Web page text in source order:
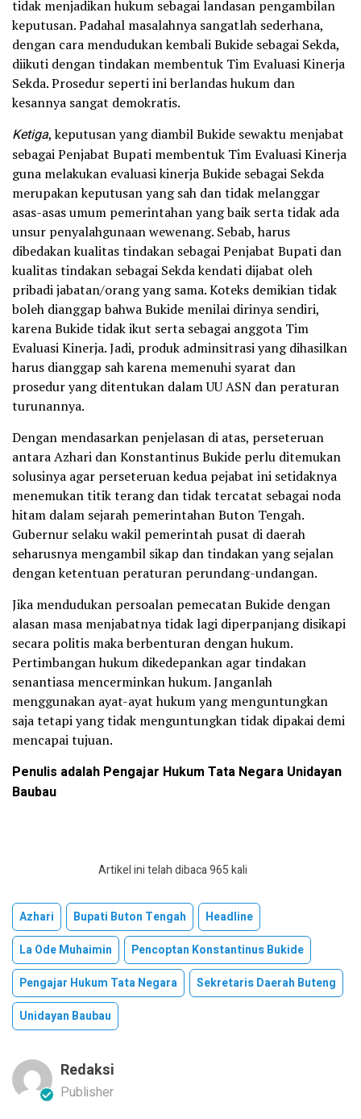
tidak menjadikan hukum sebagai landasan pengambilan
keputusan. Padahal masalahnya sangatlah sederhana,
dengan cara mendudukan kembali Bukide sebagai Sekda,
diikuti dengan tindakan membentuk Tim Evaluasi Kinerja
Sekda. Prosedur seperti ini berlandas hukum dan
kesannya sangat demokratis.
Ketiga, keputusan yang diambil Bukide sewaktu menjabat
sebagai Penjabat Bupati membentuk Tim Evaluasi Kinerja
guna melakukan evaluasi kinerja Bukide sebagai Sekda
merupakan keputusan yang sah dan tidak melanggar
asas-asas umum pemerintahan yang baik serta tidak ada
unsur penyalahgunaan wewenang. Sebab, harus
dibedakan kualitas tindakan sebagai Penjabat Bupati dan
kualitas tindakan sebagai Sekda kendati dijabat oleh
pribadi jabatan/orang yang sama. Koteks demikian tidak
boleh dianggap bahwa Bukide menilai dirinya sendiri,
karena Bukide tidak ikut serta sebagai anggota Tim
Evaluasi Kinerja. Jadi, produk adminsitrasi yang dihasilkan
harus dianggap sah karena memenuhi syarat dan
prosedur yang ditentukan dalam UU ASN dan peraturan
turunannya.
Dengan mendasarkan penjelasan di atas, perseteruan
antara Azhari dan Konstantinus Bukide perlu ditemukan
solusinya agar perseteruan kedua pejabat ini setidaknya
menemukan titik terang dan tidak tercatat sebagai noda
hitam dalam sejarah pemerintahan Buton Tengah.
Gubernur selaku wakil pemerintah pusat di daerah
seharusnya mengambil sikap dan tindakan yang sejalan
dengan ketentuan peraturan perundang-undangan.
Jika mendudukan persoalan pemecatan Bukide dengan
alasan masa menjabatnya tidak lagi diperpanjang disikapi
secara politis maka berbenturan dengan hukum.
Pertimbangan hukum dikedepankan agar tindakan
senantiasa mencerminkan hukum. Janganlah
menggunakan ayat-ayat hukum yang menguntungkan
saja tetapi yang tidak menguntungkan tidak dipakai demi
mencapai tujuan.
Penulis adalah Pengajar Hukum Tata Negara Unidayan
Baubau
Artikel ini telah dibaca 965 kali
Azhari Bupati Buton Tengah
Headline
La Ode Muhaimin
Pencoptan Konstantinus Bukide
Pengajar Hukum Tata Negara
Sekretaris Daerah Buteng
Unidayan Baubau
Redaksi
Publisher